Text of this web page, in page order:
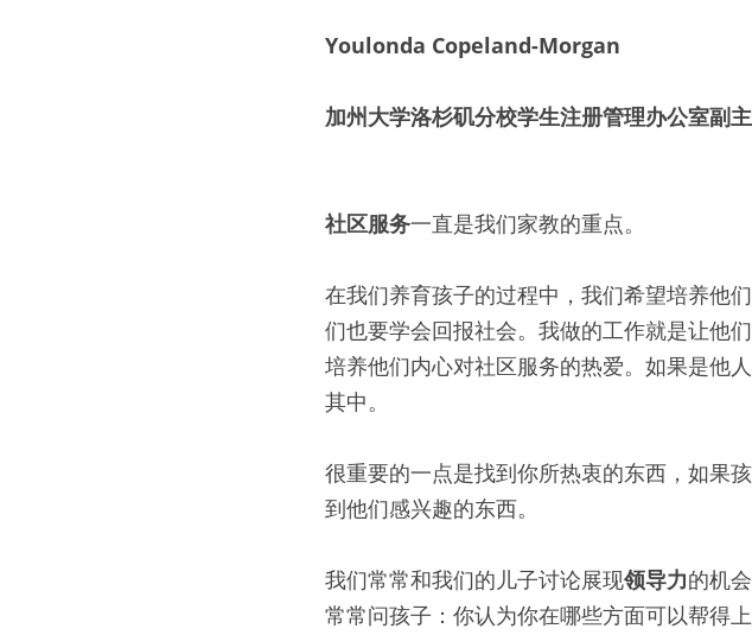
Youlonda Copeland-Morgan
加州大学洛杉矶分校学生注册管理办公室副
社区服务一直是我们家教的重点。
在我们养育孩子的过程中，我们希望培养他
们也要学会回报社会。我做的工作就是让他
培养他们内心对社区服务的热爱。如果是他
其中。
很重要的一点是找到你所热衷的东西，如果
到他们感兴趣的东西。
我们常常和我们的儿子讨论展现领导力的机
常常问孩子：你认为你在哪些方面可以帮得